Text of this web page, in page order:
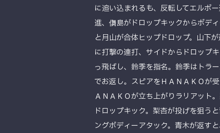
に追い込まれるも、反転してエルボ
進、儛島がドロップキックからボデ
と月山が合体ヒップドロップ。山下
に打撃の連打、サイドからドロップ
っ飛ばし、鈴季を指名。鈴季はトラ
でお返し。スピアをＨＡＮＡＫＯが
ＡＮＡＫＯが立ち上がりラリアット
ドロップキック。梨杏が投げを狙う
ングボディーアタック。青木が返す